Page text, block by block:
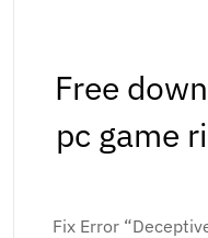
Free
pc game
Fix Error